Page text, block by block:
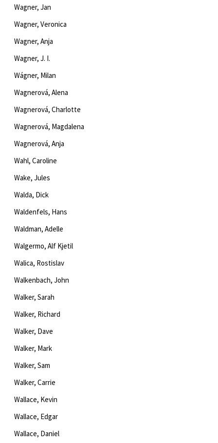
Young adult (SK)
Wagner, Jan
Wagner, Veronica
Wagner, Anja
Wagner, J. I.
Wágner, Milan
Wagnerová, Alena
Wagnerová, Charlotte
Wagnerová, Magdalena
Wagnerová, Anja
Wahl, Caroline
Wake, Jules
Walda, Dick
Waldenfels, Hans
Waldman, Adelle
Walgermo, Alf Kjetil
Walica, Rostislav
Walkenbach, John
Walker, Sarah
Walker, Richard
Walker, Dave
Walker, Mark
Walker, Sam
Walker, Carrie
Wallace, Kevin
Wallace, Edgar
Wallace, Daniel